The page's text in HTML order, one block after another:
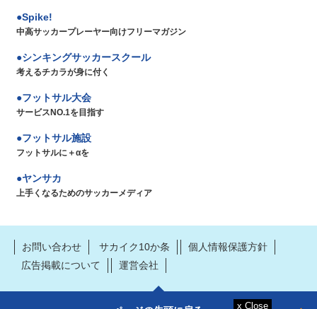
Spike!
中高サッカープレーヤー向けフリーマガジン
シンキングサッカースクール
考えるチカラが身に付く
フットサル大会
サービスNO.1を目指す
フットサル施設
フットサルに＋αを
ヤンサカ
上手くなるためのサッカーメディア
お問い合わせ サカイク10か条
個人情報保護方針
広告掲載について
運営会社